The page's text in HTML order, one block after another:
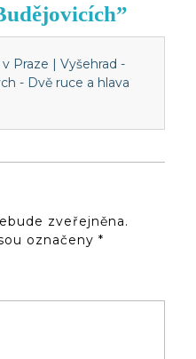
Praze | Vyšehrad -
- Dvě ruce a hlava
zveřejněna.
označeny *